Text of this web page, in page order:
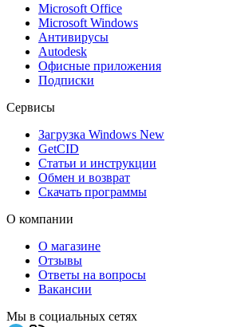
Microsoft Office
Microsoft Windows
Антивирусы
Autodesk
Офисные приложения
Подписки
Сервисы
Загрузка Windows New
GetCID
Статьи и инструкции
Обмен и возврат
Скачать программы
О компании
О магазине
Отзывы
Ответы на вопросы
Вакансии
Мы в социальных сетях